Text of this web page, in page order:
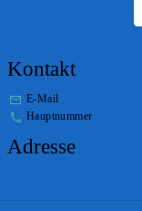
Kontakt
E-Mail
Hauptnummer
Adresse